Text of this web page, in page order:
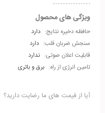
ویژگی های محصول
حافظه دخیره نتایج: دارد
سنجش ضربان قلب: دارد
قابلیت اعلان صوتی: ندارد
تامین انرژی از راه: برق و باتری
آیا از قیمت های ما رضایت دارید؟